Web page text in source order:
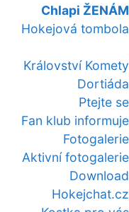
Chlapi ŽENÁM
Hokejová tombola
Království Komety
Dortiáda
Ptejte se
Fan klub informuje
Fotogalerie
Aktivní fotogalerie
Download
Hokejchat.cz